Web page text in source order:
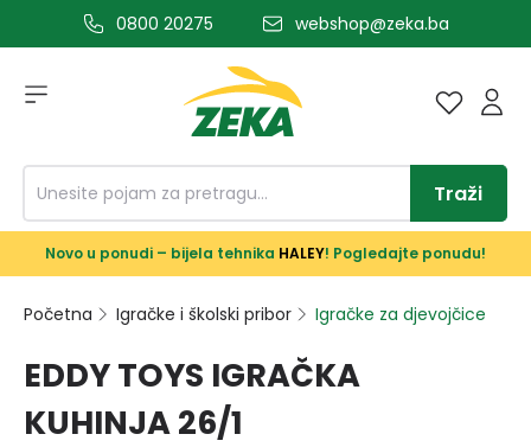
glavni sadržaj0800 20275 webshop@zeka.ba
Traži
Novo u ponudi – bijela tehnika HALEY! Pogledajte ponudu!
Početna Igračke i školski pribor Igračke za djevojčice
EDDY TOYS IGRAČKA
KUHINJA 26/1